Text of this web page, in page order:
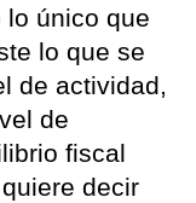
único que
lo que se
de actividad,
de
fiscal
decir